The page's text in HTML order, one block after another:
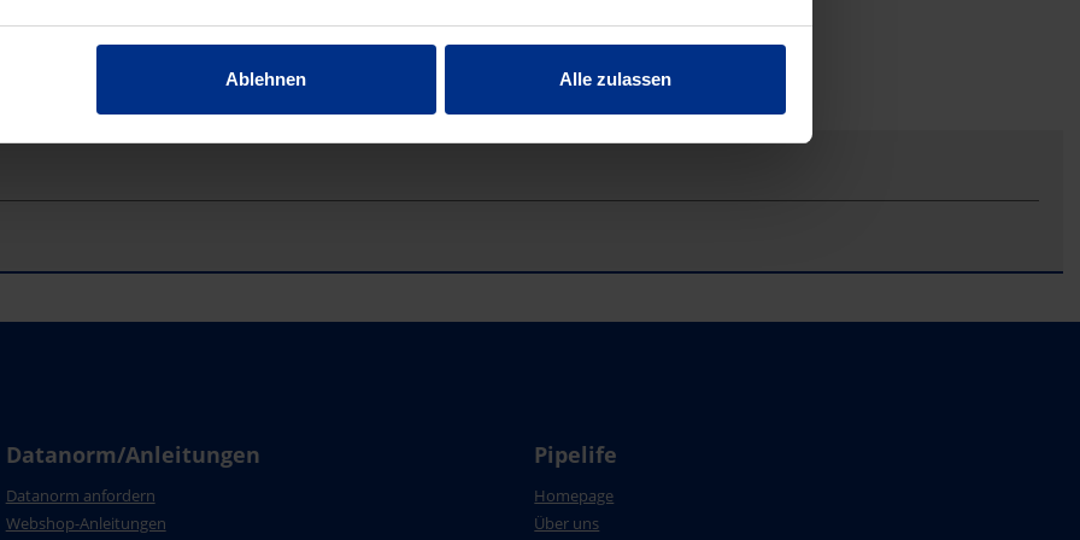
Ablehnen Alle zulassen
Datanorm/Anleitungen
Datanorm anfordern
Webshop-Anleitungen
Pipelife
Homepage
Über uns